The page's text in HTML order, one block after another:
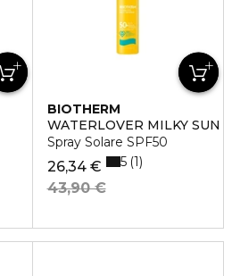
BIOTHERM
WATERLOVER MILKY SUN
Spray Solare SPF50
26,34 €
43,90 €
5 1